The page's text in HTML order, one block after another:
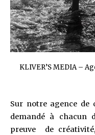
KLIVER’S MEDIA –
Sur notre agence de
demandé à chacun
preuve de